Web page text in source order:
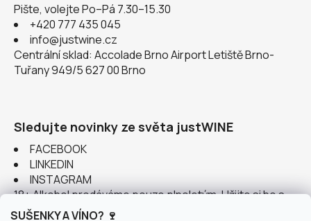
SUŠENKY A VÍNO? 🍷
Pište, volejte Po–Pá 7.30–15.30
+420 777 435 045
info@justwine.cz
Centrální sklad: Accolade Brno Airport Letiště Brno-
Tuřany 949/5 627 00 Brno
Sledujte novinky ze světa justWINE
FACEBOOK
LINKEDIN
INSTAGRAM
18+ Alkohol prodáváme pouze plnoletým. Užijte si ho s
rozumem.